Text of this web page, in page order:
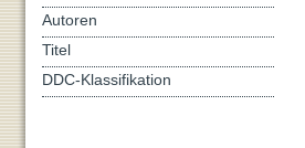
Autoren
Titel
DDC-Klassifikation